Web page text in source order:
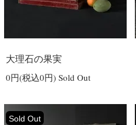
大理石の果実
0円(税込0円) Sold Out
Sold Out